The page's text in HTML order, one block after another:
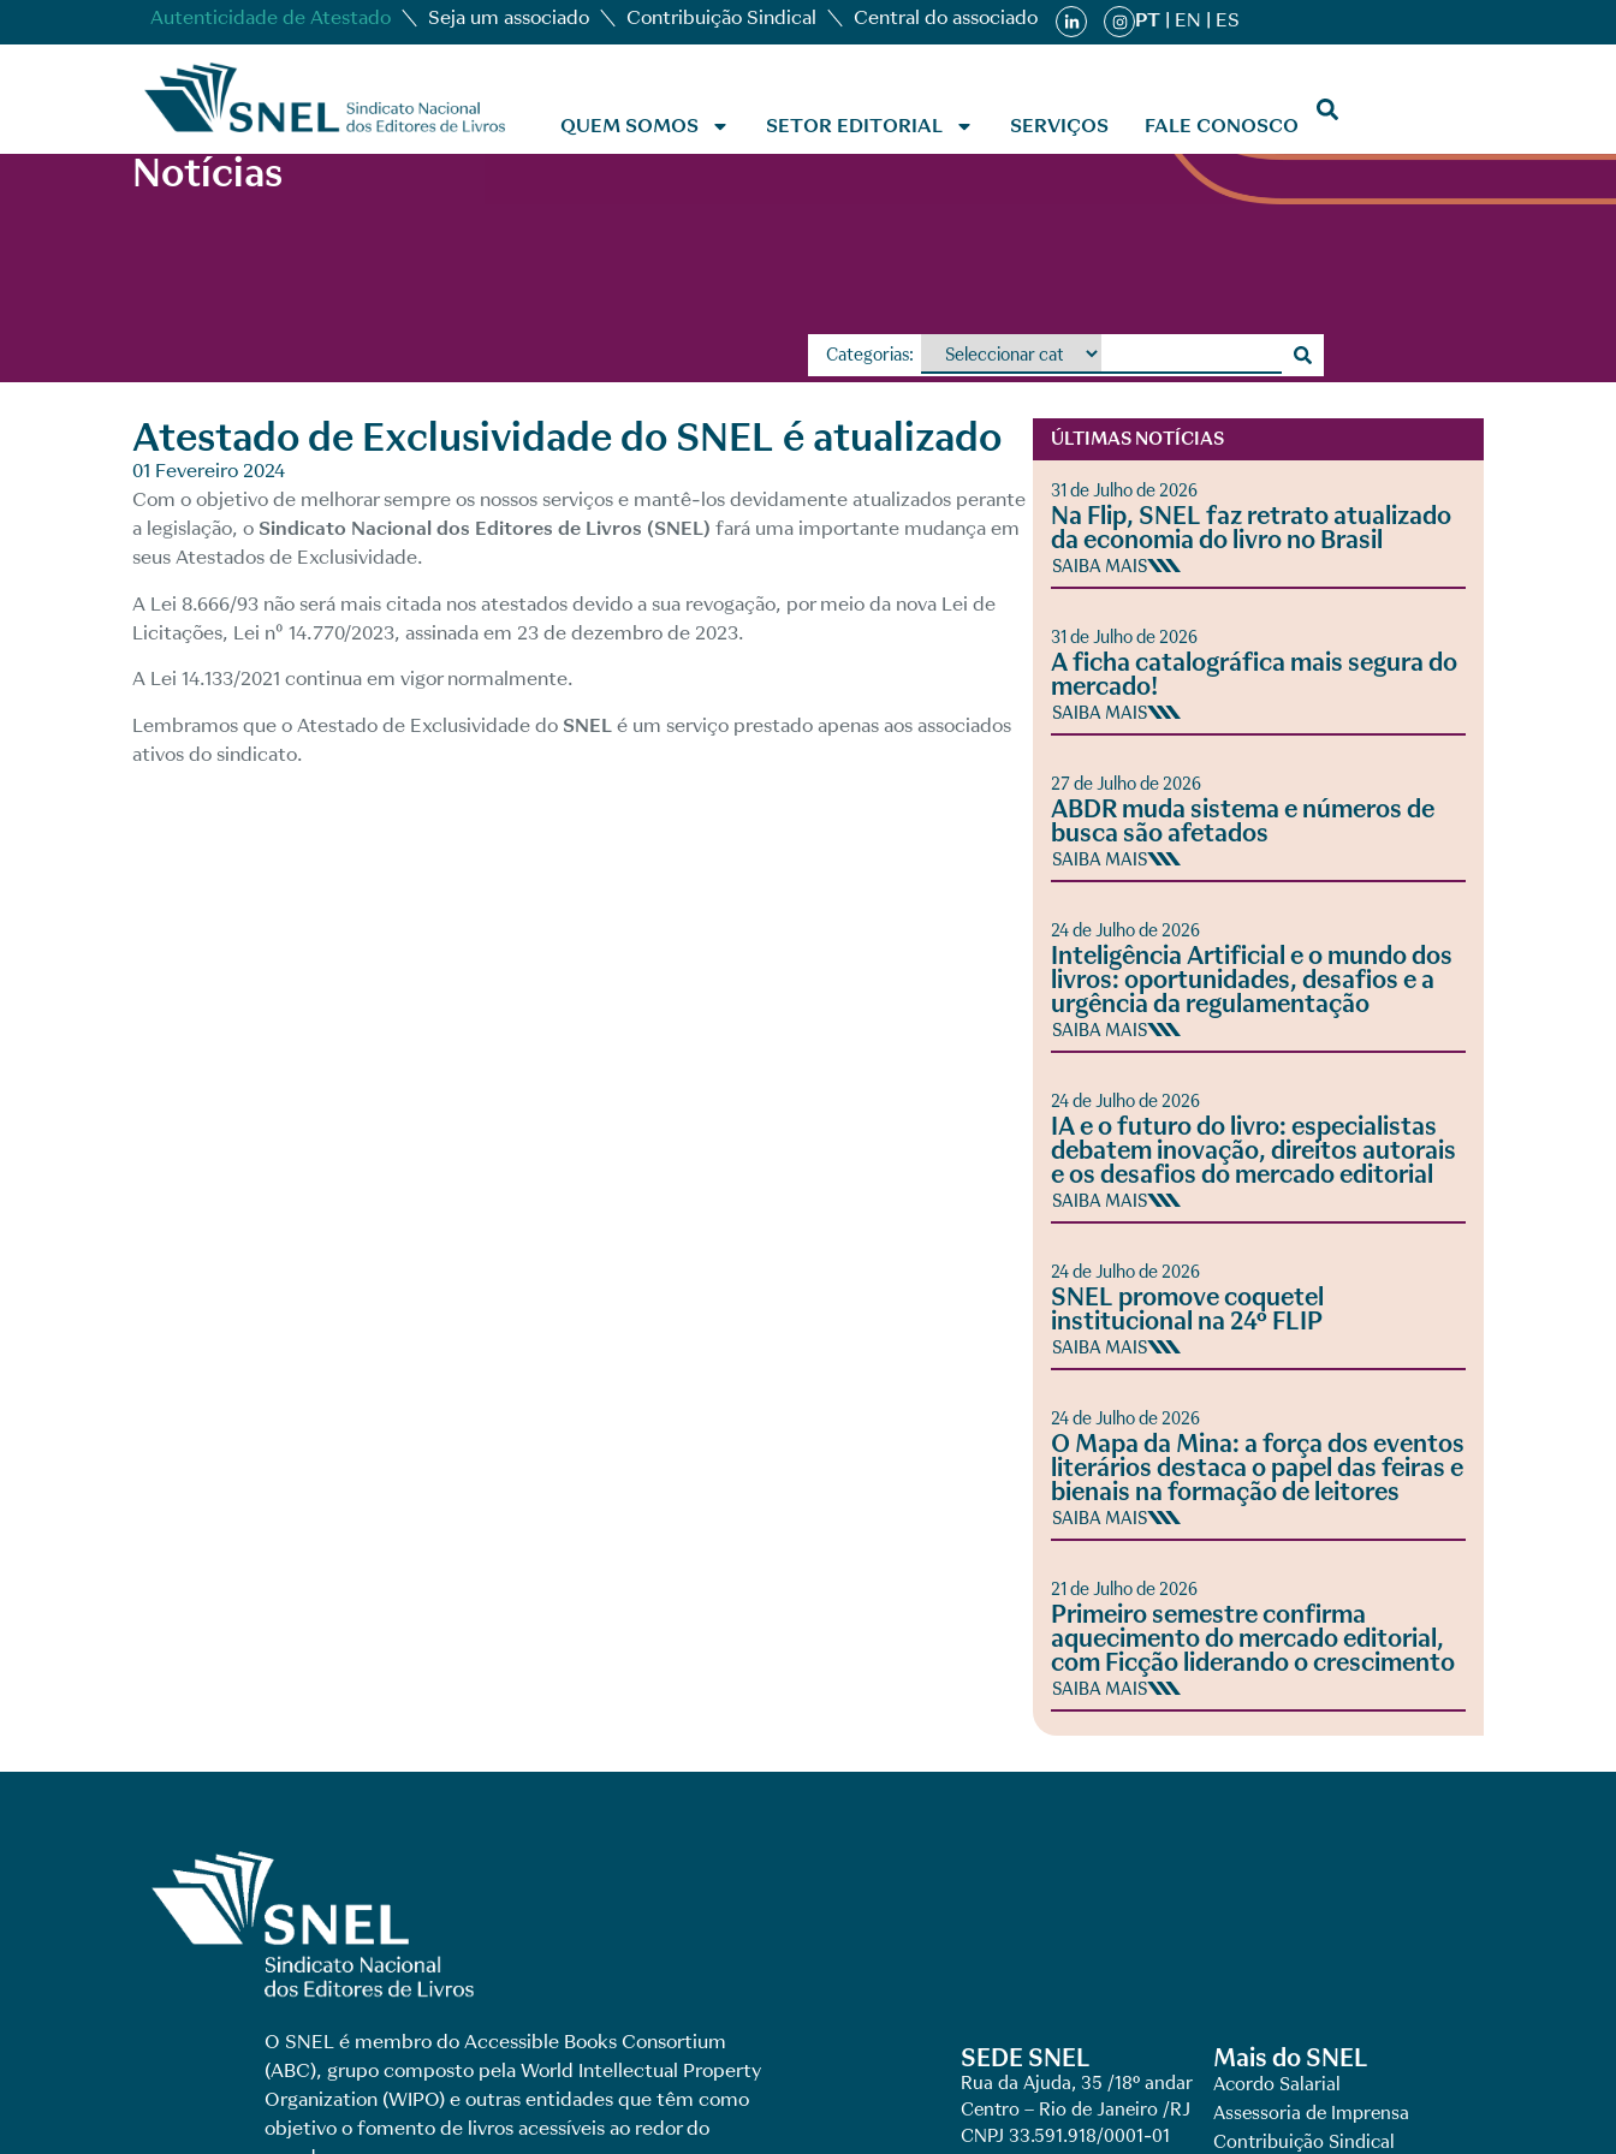
Autenticidade de Atestado Seja um associado Contribuição Sindical Central do associado PT | EN | ES
QUEM SOMOS SETOR EDITORIAL SERVIÇOS FALE CONOSCO
Notícias
Categorias:
Atestado de Exclusividade do SNEL é atualizado
01 Fevereiro 2024
Com o objetivo de melhorar sempre os nossos serviços e mantê-los devidamente atualizados perante
a legislação, o Sindicato Nacional dos Editores de Livros (SNEL) fará uma importante mudança em
seus Atestados de Exclusividade.
A Lei 8.666/93 não será mais citada nos atestados devido a sua revogação, por meio da nova Lei de
Licitações, Lei n⁰ 14.770/2023, assinada em 23 de dezembro de 2023.
A Lei 14.133/2021 continua em vigor normalmente.
Lembramos que o Atestado de Exclusividade do SNEL é um serviço prestado apenas aos associados
ativos do sindicato.
ÚLTIMAS NOTÍCIAS
31 de Julho de 2026
Na Flip, SNEL faz retrato atualizado
da economia do livro no Brasil
SAIBA MAIS
31 de Julho de 2026
A ficha catalográfica mais segura do
mercado!
SAIBA MAIS
27 de Julho de 2026
ABDR muda sistema e números de
busca são afetados
SAIBA MAIS
24 de Julho de 2026
Inteligência Artificial e o mundo dos
livros: oportunidades, desafios e a
urgência da regulamentação
SAIBA MAIS
24 de Julho de 2026
IA e o futuro do livro: especialistas
debatem inovação, direitos autorais
e os desafios do mercado editorial
SAIBA MAIS
24 de Julho de 2026
SNEL promove coquetel
institucional na 24º FLIP
SAIBA MAIS
24 de Julho de 2026
O Mapa da Mina: a força dos eventos
literários destaca o papel das feiras e
bienais na formação de leitores
SAIBA MAIS
21 de Julho de 2026
Primeiro semestre confirma
aquecimento do mercado editorial,
com Ficção liderando o crescimento
SAIBA MAIS
O SNEL é membro do Accessible Books Consortium
(ABC), grupo composto pela World Intellectual Property
Organization (WIPO) e outras entidades que têm como
objetivo o fomento de livros acessíveis ao redor do
SEDE SNEL
Rua da Ajuda, 35 /18º andar
Centro – Rio de Janeiro /RJ
CNPJ 33.591.918/0001-01
Mais do SNEL
Acordo Salarial
Assessoria de Imprensa
Contribuição Sindical